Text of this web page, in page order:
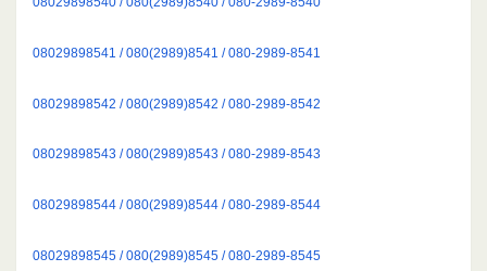
08029898541 / 080(2989)8541 / 080-2989-8541
08029898542 / 080(2989)8542 / 080-2989-8542
08029898543 / 080(2989)8543 / 080-2989-8543
08029898544 / 080(2989)8544 / 080-2989-8544
08029898545 / 080(2989)8545 / 080-2989-8545